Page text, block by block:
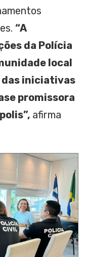
“A
da Polícia
local
das iniciativas
promissora
afirma